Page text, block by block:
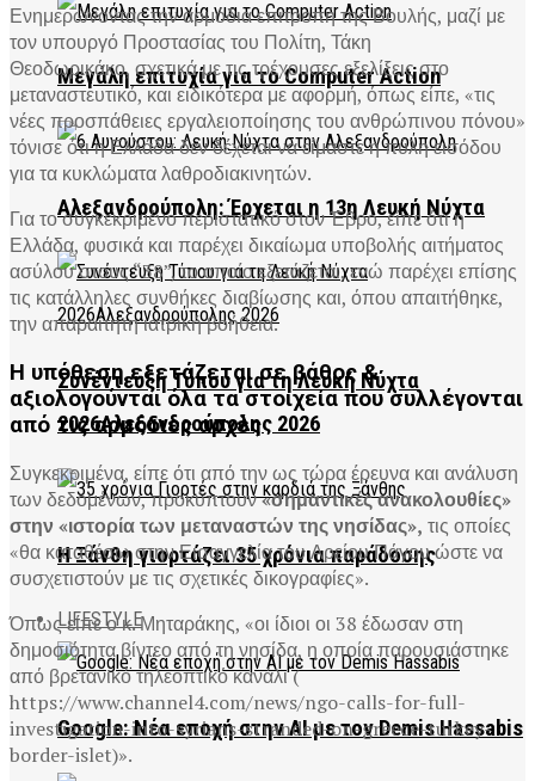
Μεγάλη επιτυχία για το Computer Action
Αλεξανδρούπολη: Έρχεται η 13η Λευκή Νύχτα
Συνέντευξη Τύπου για τη Λευκή Νύχτα
2026Αλεξανδρούπολης 2026
Η Ξάνθη γιορτάζει 35 χρόνια παράδοσης
LIFESTYLE
Google: Νέα εποχή στην AI με τον Demis Hassabis
Ενημερώνοντας την αρμόδια επιτροπή της Βουλής, μαζί με
τον υπουργό Προστασίας του Πολίτη, Τάκη
Θεοδωρικάκο, σχετικά με τις τρέχουσες εξελίξεις στο
μεταναστευτικό, και ειδικότερα με αφορμή, όπως είπε, «τις
νέες προσπάθειες εργαλειοποίησης του ανθρώπινου πόνου»
τόνισε ότι η Ελλάδα δεν δέχεται να είμαστε η πύλη εισόδου
για τα κυκλώματα λαθροδιακινητών.
Για το συγκεκριμένο περιστατικό στον Έβρο, είπε ότι η
Ελλάδα, φυσικά και παρέχει δικαίωμα υποβολής αιτήματος
ασύλου στους “38”, το οποίο εξετάζεται, ενώ παρέχει επίσης
τις κατάλληλες συνθήκες διαβίωσης και, όπου απαιτήθηκε,
την απαραίτητη ιατρική βοήθεια.
Η υπόθεση εξετάζεται σε βάθος &
αξιολογούνται όλα τα στοιχεία που συλλέγονται
από τις αρμόδιες αρχές
Συγκεκριμένα, είπε ότι από την ως τώρα έρευνα και ανάλυση
των δεδομένων, προκύπτουν«σημαντικές ανακολουθίες»
στην «ιστορία των μεταναστών της νησίδας», τις οποίες
«θα καταθέσω στην Εισαγγελία του Αρείου Πάγου ώστε να
συσχετιστούν με τις σχετικές δικογραφίες».
Όπως είπε ο κ. Μηταράκης, «οι ίδιοι οι 38 έδωσαν στη
δημοσιότητα βίντεο από τη νησίδα, η οποία παρουσιάστηκε
από βρετανικό τηλεοπτικό κανάλι (
https://www.channel4.com/news/ngo-calls-for-full-
investigation-into-syrians-stranded-on-greece-turkey-
border-islet)».